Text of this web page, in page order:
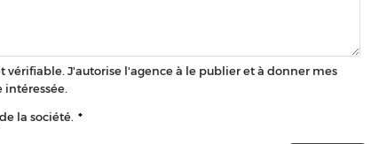
vérifiable. J'autorise l'agence à le publier et à donner mes
intéressée.
la société. *